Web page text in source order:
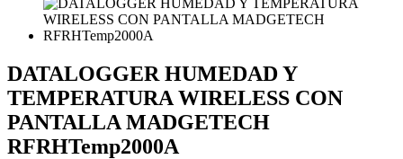
DATALOGGER HUMEDAD Y
TEMPERATURA WIRELESS CON
PANTALLA MADGETECH
RFRHTemp2000A